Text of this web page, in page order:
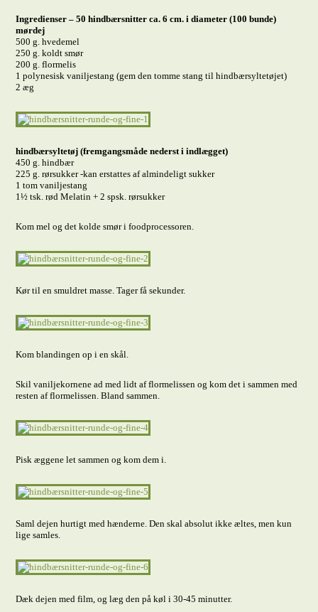
Ingredienser – 50 hindbærsnitter ca. 6 cm. i diameter (100 bunde)
mørdej
500 g. hvedemel
250 g. koldt smør
200 g. flormelis
1 polynesisk vaniljestang (gem den tomme stang til hindbærsyltetøjet)
2 æg
hindbærsyltetøj (fremgangsmåde nederst i indlægget)
450 g. hindbær
225 g. rørsukker -kan erstattes af almindeligt sukker
1 tom vaniljestang
1½ tsk. rød Melatin + 2 spsk. rørsukker
Kom mel og det kolde smør i foodprocessoren.
Kør til en smuldret masse. Tager få sekunder.
Kom blandingen op i en skål.
Skil vaniljekornene ad med lidt af flormelissen og kom det i sammen med
resten af flormelissen. Bland sammen.
Pisk æggene let sammen og kom dem i.
Saml dejen hurtigt med hænderne. Den skal absolut ikke æltes, men kun
lige samles.
Dæk dejen med film, og læg den på køl i 30-45 minutter.